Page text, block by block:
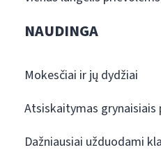
NAUDINGA
Mokesčiai ir jų dydžiai
Atsiskaitymas grynaisiais
Dažniausiai užduodami